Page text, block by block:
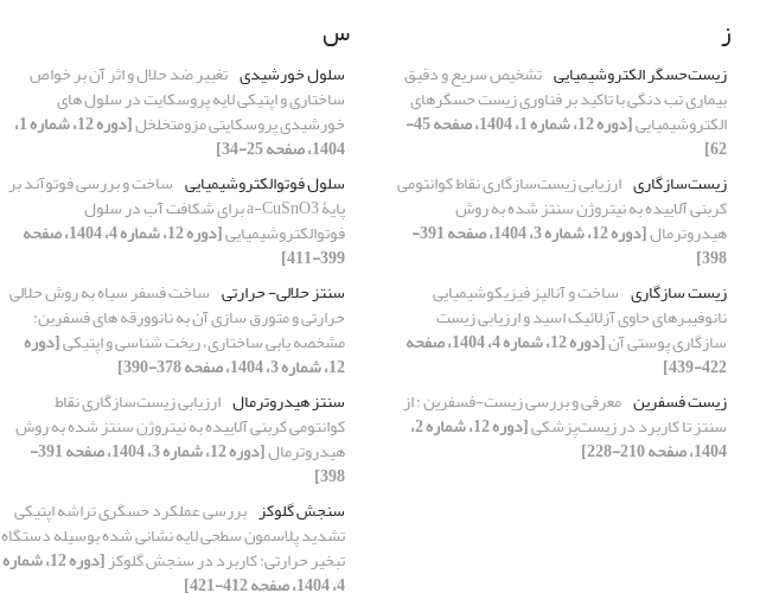
ز
زیست‌حسگر الکتروشیمیایی تشخیص سریع و دقیق
بیماری تب دنگی با تاکید بر فناوری زیست حسگرهای
الکتروشیمیایی [دوره 12، شماره 1، 1404، صفحه 45-
62]
زیست‌سازگاری ارزیابی زیست‌سازگاری نقاط کوانتومی
کربنی آلاییده به نیتروژن سنتز شده به روش
هیدروترمال [دوره 12، شماره 3، 1404، صفحه 391-
398]
زیست سازگاری ساخت و آنالیز فیزیکوشیمیایی
نانوفیبرهای حاوی آزلائیک اسید و ارزیابی زیست
سازگاری پوستی آن [دوره 12، شماره 4، 1404، صفحه
422-439]
زیست فسفرین معرفی و بررسی زیست-فسفرین : از
سنتز تا کاربرد در زیست‌پزشکی [دوره 12، شماره 2،
1404، صفحه 210-228]
س
سلول خورشیدی تغییر ضد حلال و اثر آن بر خواص
ساختاری و اپتیکی لایه پروسکایت در سلول های
خورشیدی پروسکایتی مزومتخلخل [دوره 12، شماره 1،
1404، صفحه 25-34]
سلول فوتوالکتروشیمیایی ساخت و بررسی فوتوآند بر
پایۀ a-CuSnO3 برای شکافت آب در سلول
فوتوالکتروشیمیایی [دوره 12، شماره 4، 1404، صفحه
399-411]
سنتز حلالی- حرارتی ساخت فسفر سیاه به روش حلالی
حرارتی ‌و متورق سازی آن به نانوورقه های فسفرین:
مشخصه یابی ساختاری، ریخت شناسی و اپتیکی[دوره
12، شماره 3، 1404، صفحه 378-390]
سنتز هیدروترمال ارزیابی زیست‌سازگاری نقاط
کوانتومی کربنی آلاییده به نیتروژن سنتز شده به روش
هیدروترمال [دوره 12، شماره 3، 1404، صفحه 391-
398]
سنجش گلوکز بررسی عملکرد حسگری تراشه اپتیکی
تشدید پلاسمون سطحی لایه ‎نشانی شده بوسیله دستگاه
تبخیر حرارتی: کاربرد در سنجش گلوکز [دوره 12، شماره
4، 1404، صفحه 412-421]